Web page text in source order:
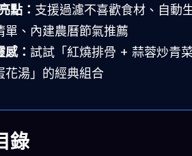
點： 支援過濾不喜歡食材、自動
單、內建農曆節氣推薦
： 試試「紅燒排骨 + 蒜蓉炒青
花湯」的經典組合
錄